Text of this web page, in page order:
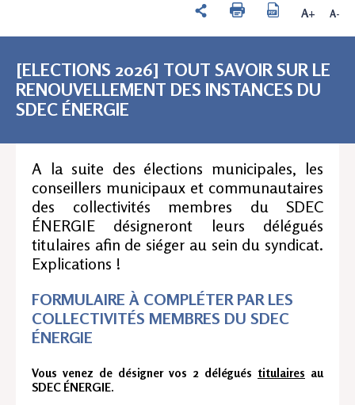
A+ A-
[ELECTIONS 2026] TOUT SAVOIR SUR LE
RENOUVELLEMENT DES INSTANCES DU
SDEC ÉNERGIE
A la suite des élections municipales, les
conseillers municipaux et communautaires
des collectivités membres du SDEC
ÉNERGIE désigneront leurs délégués
titulaires afin de siéger au sein du syndicat.
Explications !
FORMULAIRE À COMPLÉTER PAR LES
COLLECTIVITÉS MEMBRES DU SDEC
ÉNERGIE
Vous venez de désigner vos 2 délégués titulaires au
SDEC ÉNERGIE.